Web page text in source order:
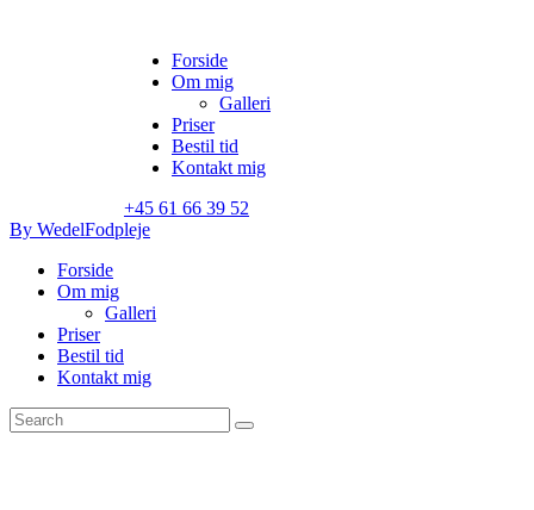
Forside
Om mig
Galleri
Priser
Bestil tid
Kontakt mig
+45 61 66 39 52
By WedelFodpleje
Forside
Om mig
Galleri
Priser
Bestil tid
Kontakt mig